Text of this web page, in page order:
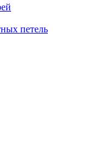
петель